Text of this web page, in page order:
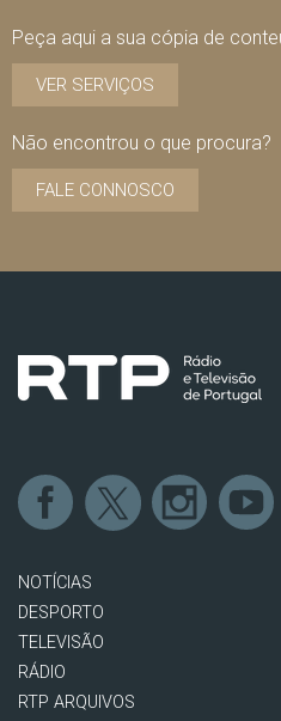
Peça aqui a sua cópia de
VER SERVIÇOS
Não encontrou o que procura?
FALE CONNOSCO
NOTÍCIAS
DESPORTO
TELEVISÃO
RÁDIO
RTP ARQUIVOS